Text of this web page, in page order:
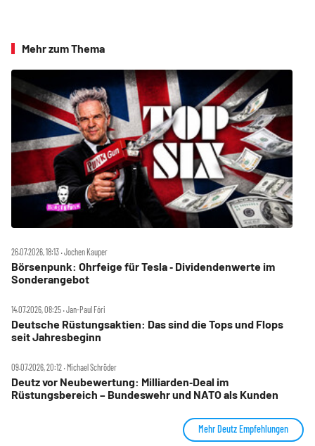
Mehr zum Thema
26.07.2026, 18:13 ‧ Jochen Kauper
Börsenpunk: Ohrfeige für Tesla ‑ Dividendenwerte im
Sonderangebot
14.07.2026, 08:25 ‧ Jan-Paul Fóri
Deutsche Rüstungsaktien: Das sind die Tops und Flops
seit Jahresbeginn
09.07.2026, 20:12 ‧ Michael Schröder
Deutz vor Neubewertung: Milliarden‑Deal im
Rüstungsbereich – Bundeswehr und NATO als Kunden
Mehr Deutz Empfehlungen